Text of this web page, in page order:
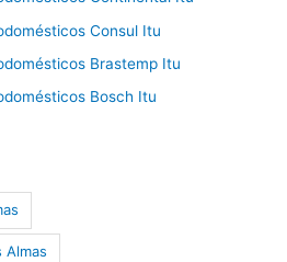
Consul Itu
Brastemp Itu
Bosch Itu
Almas